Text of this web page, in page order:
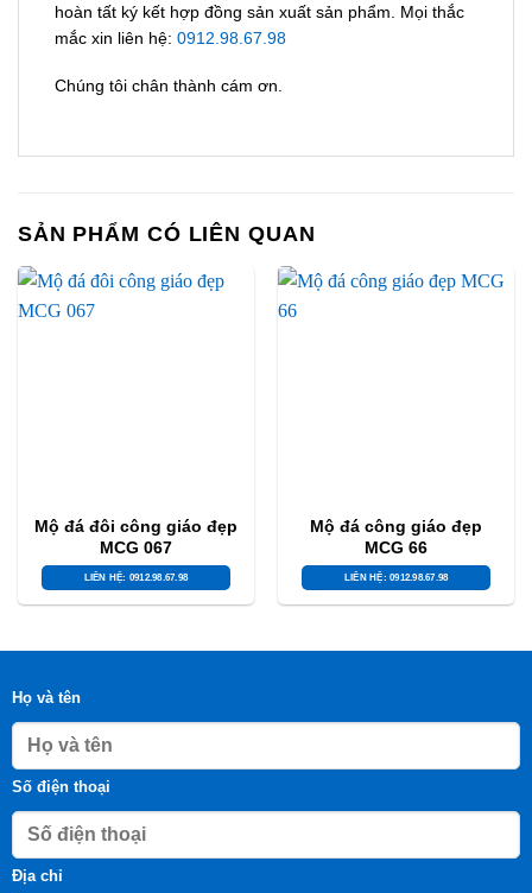
hoàn tất ký kết hợp đồng sản xuất sản phẩm. Mọi thắc
mắc xin liên hệ: 0912.98.67.98
Chúng tôi chân thành cám ơn.
SẢN PHẨM CÓ LIÊN QUAN
Mộ đá đôi công giáo đẹp
MCG 067
LIÊN HỆ: 0912.98.67.98
Mộ đá công giáo đẹp
MCG 66
LIÊN HỆ: 0912.98.67.98
Họ và tên
Số điện thoại
Địa chỉ